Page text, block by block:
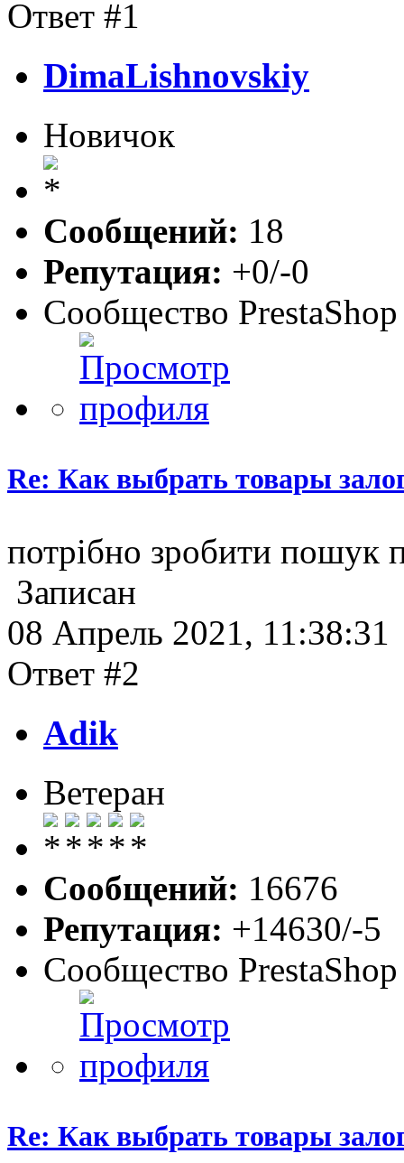
Ответ #1
DimaLishnovskiy
Новичок
Сообщений: 18
Репутация: +0/-0
Сообщество PrestaShop
Re: Как выбрать товары
потрібно зробити
Записан
08 Апрель 2021, 11:38:31
Ответ #2
Adik
Ветеран
Сообщений: 16676
Репутация: +14630/-5
Сообщество PrestaShop
Re: Как выбрать товары